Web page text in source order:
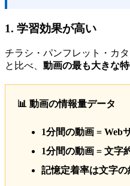
1. 学習効果が高い
チラシ・パンフレット・カ
と比べ、 動画の最も大きな
📊 動画の情報量データ
1分間の動画 = Web
1分間の動画 = 文字
記憶定着率は文字の